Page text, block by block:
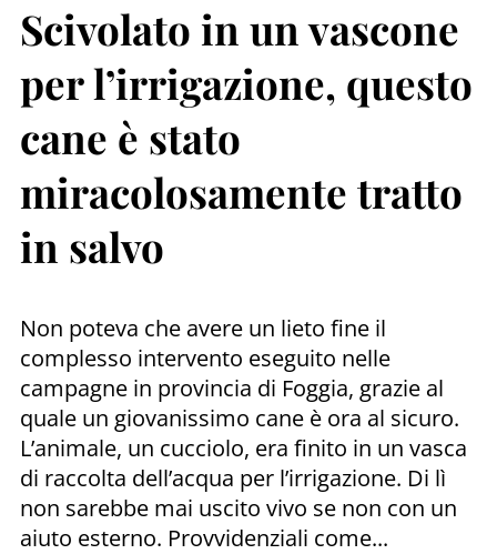
Scivolato in un vascone
per l’irrigazione, questo
cane è stato
miracolosamente tratto
in salvo
Non poteva che avere un lieto fine il
complesso intervento eseguito nelle
campagne in provincia di Foggia, grazie al
quale un giovanissimo cane è ora al sicuro.
L’animale, un cucciolo, era finito in un vasca
di raccolta dell’acqua per l’irrigazione. Di lì
non sarebbe mai uscito vivo se non con un
aiuto esterno. Provvidenziali come...